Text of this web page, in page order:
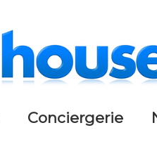
conciergerie